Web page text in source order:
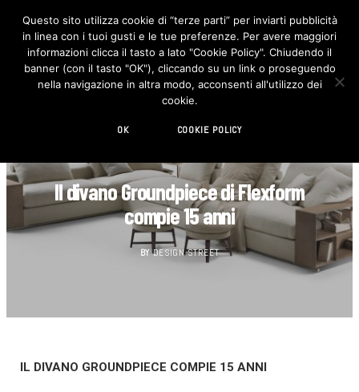
F
c
e
b
o
I
n
s
t
Il divano Groundpiece di Flexform
compie 15 anni
BY DESIGN STREET
IL DIVANO GROUNDPIECE COMPIE 15 ANNI
Questo sito utilizza cookie di “terze parti” per inviarti pubblicità
in linea con i tuoi gusti e le tue preferenze. Per avere maggiori
informazioni clicca il tasto a lato "Cookie Policy". Chiudendo il
banner (con il tasto "OK"), cliccando su un link o proseguendo
nella navigazione in altra modo, acconsenti all'utilizzo dei
cookie.
OK COOKIE POLICY